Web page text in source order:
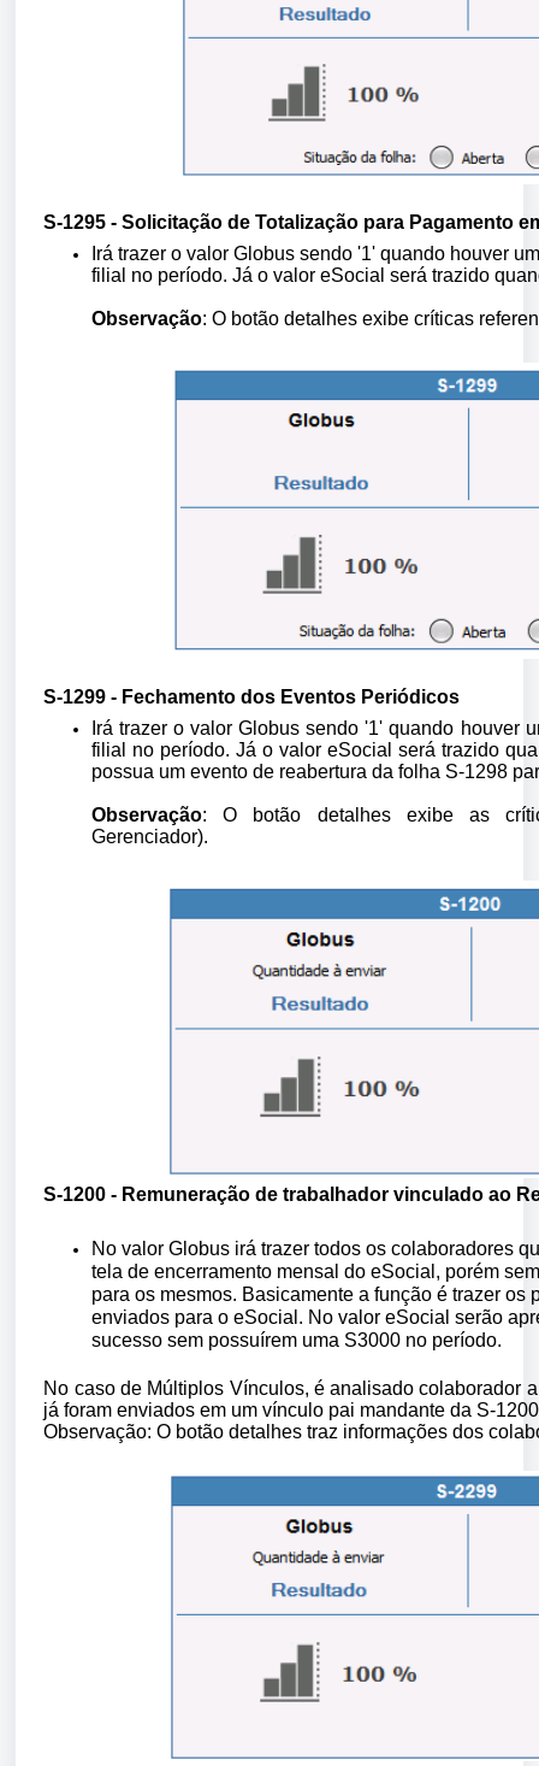
S-1295 - Solicitação de Totalização para Pagamento
Irá trazer o valor Globus sendo '1' quando houver
filial no período. Já o valor eSocial será trazido
Observação: O botão detalhes exibe críticas
S-1299 - Fechamento dos Eventos Periódicos
Irá trazer o valor Globus sendo '1' quando houver
filial no período. Já o valor eSocial será trazido
possua um evento de reabertura da folha S-1298
Observação: O botão detalhes exibe as
Gerenciador).
S-1200 - Remuneração de trabalhador vinculado ao
No valor Globus irá trazer todos os colaboradores
tela de encerramento mensal do eSocial, porém
para os mesmos. Basicamente a função é trazer os
enviados para o eSocial. No valor eSocial serão
sucesso sem possuírem uma S3000 no período.
No caso de Múltiplos Vínculos, é analisado colaborador
já foram enviados em um vínculo pai mandante da S-
Observação: O botão detalhes traz informações dos